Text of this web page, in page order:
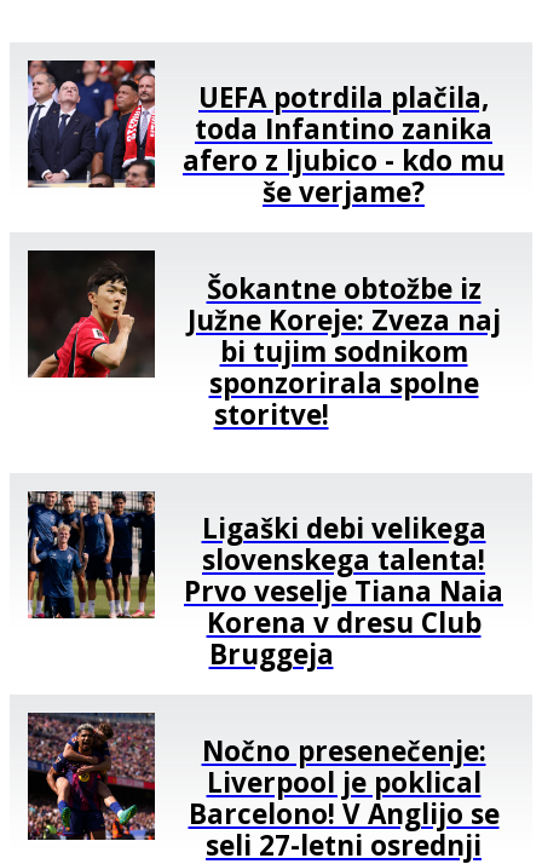
UEFA potrdila plačila,
toda Infantino zanika
afero z ljubico - kdo mu
še verjame?
Šokantne obtožbe iz
Južne Koreje: Zveza naj
bi tujim sodnikom
sponzorirala spolne
storitve!
Ligaški debi velikega
slovenskega talenta!
Prvo veselje Tiana Naia
Korena v dresu Club
Bruggeja
Nočno presenečenje:
Liverpool je poklical
Barcelono! V Anglijo se
seli 27-letni osrednji